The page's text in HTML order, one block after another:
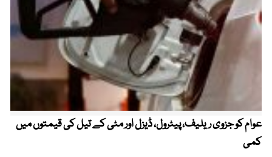
عوام کو جزوی ریلیف، پیٹرول، ڈیزل اور مٹی کے تیل کی قیمتوں میں
کمی